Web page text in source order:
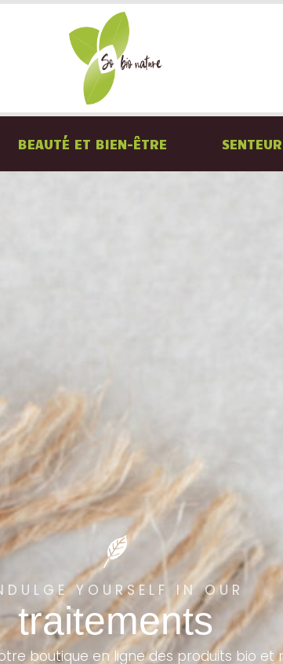
BEAUTÉ ET BIEN-ÊTRE
YOURSELF IN OUR
traitements
boutique en ligne des produits bio et